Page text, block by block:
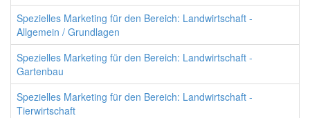
Spezielles Marketing für den Bereich: Landwirtschaft -
Allgemein / Grundlagen
Spezielles Marketing für den Bereich: Landwirtschaft -
Gartenbau
Spezielles Marketing für den Bereich: Landwirtschaft -
Tierwirtschaft